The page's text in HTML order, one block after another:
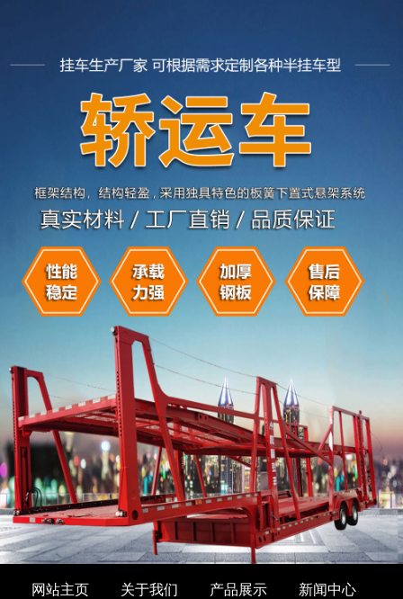
网站主页 关于我们 产品展示 新闻中心